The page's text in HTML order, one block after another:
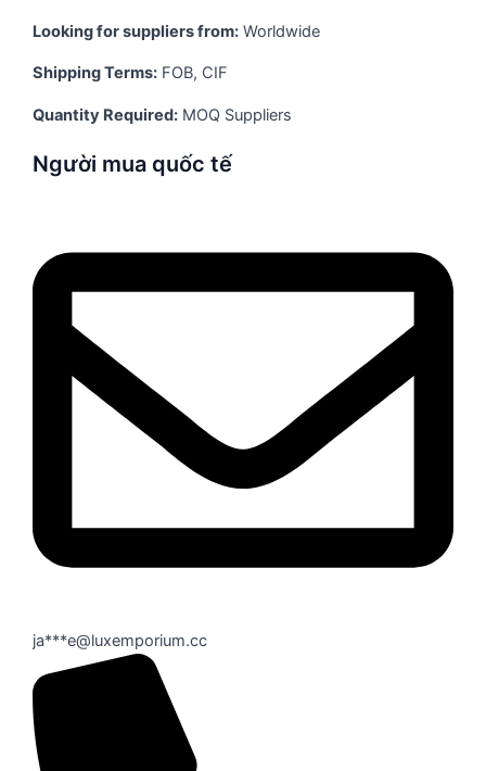
Looking for suppliers from: Worldwide
Shipping Terms: FOB, CIF
Quantity Required: MOQ Suppliers
Người mua quốc tế
ja***e@luxemporium.cc